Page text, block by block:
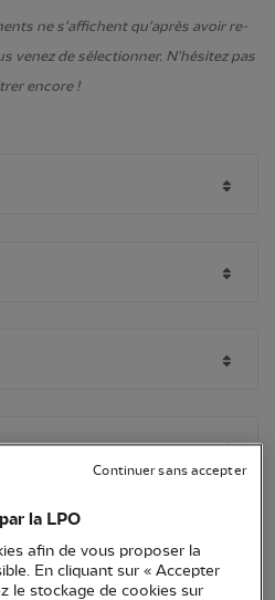
ne s'affichent qu'après avoir re-
venez de sélectionner. N'hésitez pas
encore !
la LPO
afin de vous proposer la
En cliquant sur « Accepter
le stockage de cookies sur
Continuer sans accepter